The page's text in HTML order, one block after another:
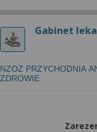
Gabinet
NZOZ PRZYCHODNIA
ZDROWIE